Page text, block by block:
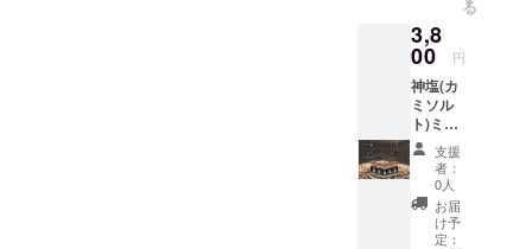
す。炒
め物や
おにぎ
り、豚
肉にも
良く合
いま
す。厳
選した
香り高
い生七
味入り
る
3,8
00 円
神塩(カ
ミソル
ト)ミッ
クスス
パイス5
本セッ
ト ※ア
レルゲ
ン胡
支援
者：
0人
お届
け予
定：